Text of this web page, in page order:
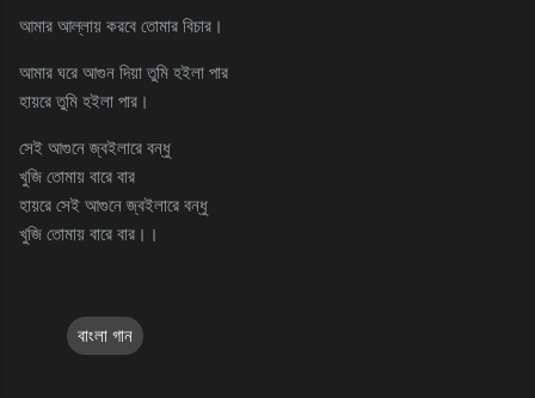
আমার আল্লায় করবে তোমার বিচার।
আমার ঘরে আগুন দিয়া তুমি হইলা পার
হায়রে তুমি হইলা পার।
সেই আগুনে জ্বইলারে বন্ধু
খুজি তোমায় বারে বার
হায়রে সেই আগুনে জ্বইলারে বন্ধু
খুজি তোমায় বারে বার।।
বাংলা গান